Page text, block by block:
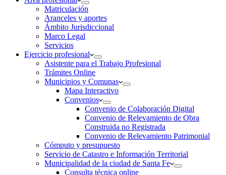
Matriculación
Aranceles y aportes
Ámbito Jurisdiccional
Marco Legal
Servicios
Ejercicio profesional
Asistente para el Trabajo Profesional
Trámites Online
Municipios y Comunas
Mapa Interactivo
Convenios
Convenio de Colaboración Digital
Convenio de Relevamiento de Obra
Construida no Registrada
Convenio de Relevamiento Patrimonial
Cómputo y presupuesto
Servicio de Catastro e Información Territorial
Municipalidad de la ciudad de Santa Fe
Consulta técnica online